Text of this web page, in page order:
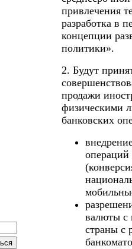
привлечения
разработка в
концепции
политики».
2. Будут
продажи
физическими
банковских
валюты с
страны с